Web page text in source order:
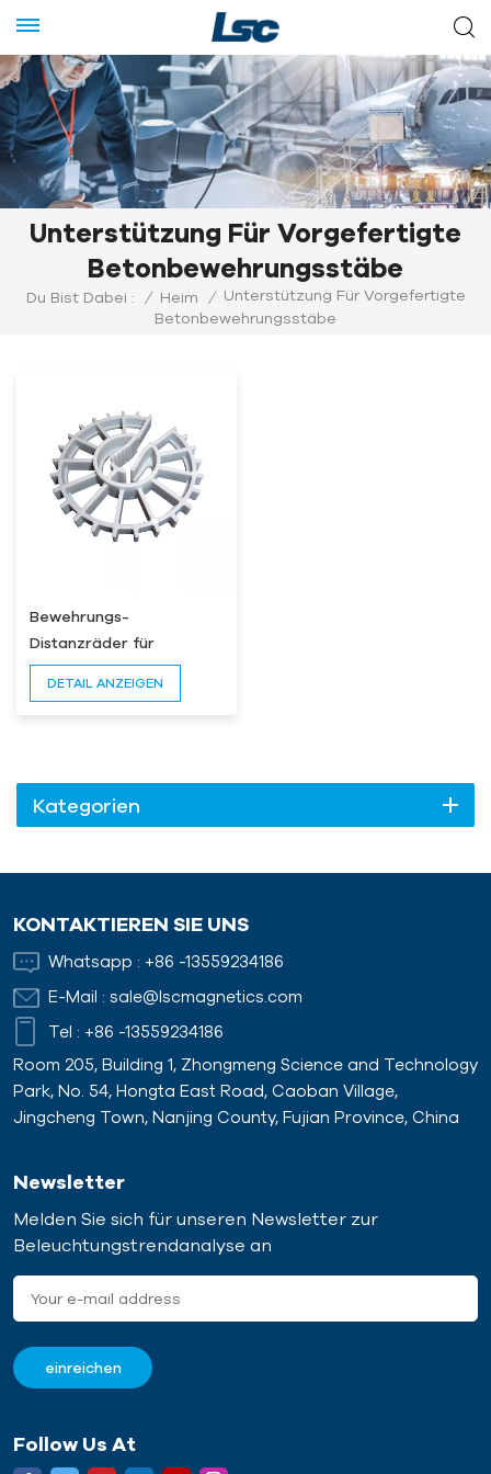
Unterstützung Für Vorgefertigte
Betonbewehrungsstäbe
Du Bist Dabei : / Heim /
Unterstützung Für Vorgefertigte
Betonbewehrungsstäbe
Bewehrungs-
Distanzräder für
Betonfertigteile
DETAIL ANZEIGEN
Kategorien
KONTAKTIEREN SIE UNS
Whatsapp : +86 -13559234186
E-Mail : sale@lscmagnetics.com
Tel : +86 -13559234186
Room 205, Building 1, Zhongmeng Science and Technology
Park, No. 54, Hongta East Road, Caoban Village,
Jingcheng Town, Nanjing County, Fujian Province, China
Newsletter
Melden Sie sich für unseren Newsletter zur
Beleuchtungstrendanalyse an
Follow Us At